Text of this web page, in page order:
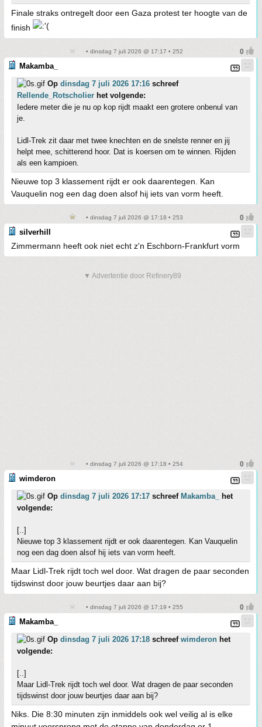
Finale straks ontregelt door een Gaza protest ter hoogte van de
finish
• dinsdag 7 juli 2026 @ 17:17 • 252
Makamba_
Op dinsdag 7 juli 2026 17:16 schreef
Rellende_Rotscholier het volgende:
Iedere meter die je nu op kop rijdt maakt een grotere onbenul van
je.
Lidl-Trek zit daar met twee knechten en de snelste renner en jij
helpt mee, schitterend hoor. Dat is koersen om te winnen. Rijden
als een kampioen.
Nieuwe top 3 klassement rijdt er ook daarentegen. Kan
Vauquelin nog een dag doen alsof hij iets van vorm heeft.
• dinsdag 7 juli 2026 @ 17:18 • 253
silverhill
Zimmermann heeft ook niet echt z'n Eschborn-Frankfurt vorm
▼ Advertentie door Refinery89
• dinsdag 7 juli 2026 @ 17:18 • 254
wimderon
Op dinsdag 7 juli 2026 17:17 schreef Makamba_
het
volgende:
[..]
Nieuwe top 3 klassement rijdt er ook daarentegen. Kan Vauquelin
nog een dag doen alsof hij iets van vorm heeft.
Maar Lidl-Trek rijdt toch wel door. Wat dragen de paar seconden
tijdswinst door jouw beurtjes daar aan bij?
• dinsdag 7 juli 2026 @ 17:19 • 255
Makamba_
Op dinsdag 7 juli 2026 17:18 schreef wimderon het
volgende:
[..]
Maar Lidl-Trek rijdt toch wel door. Wat dragen de paar seconden
tijdswinst door jouw beurtjes daar aan bij?
Niks. Die 8:30 minuten zijn inmiddels ook wel veilig al is elke